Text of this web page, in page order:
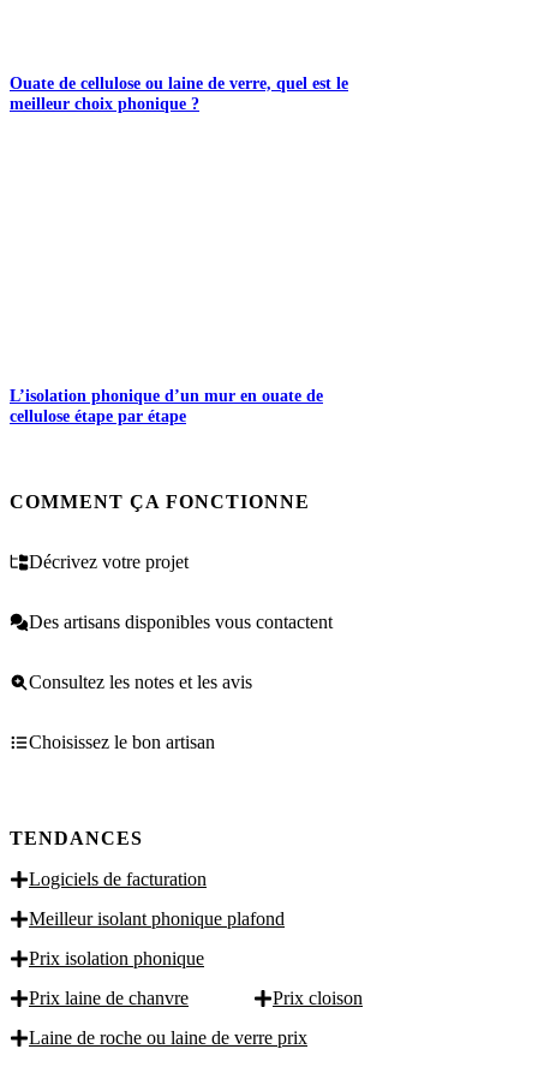
Ouate de cellulose ou laine de verre, quel est le
meilleur choix phonique ?
L’isolation phonique d’un mur en ouate de
cellulose étape par étape
COMMENT ÇA FONCTIONNE
Décrivez votre projet
Des artisans disponibles vous contactent
Consultez les notes et les avis
Choisissez le bon artisan
TENDANCES
Logiciels de facturation
Meilleur isolant phonique plafond
Prix isolation phonique
Prix laine de chanvre
Prix cloison
Laine de roche ou laine de verre prix